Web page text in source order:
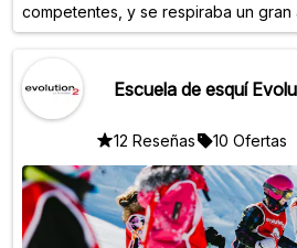
competentes, y se respiraba un
Escuela de esquí
12 Reseñas 10 Ofertas